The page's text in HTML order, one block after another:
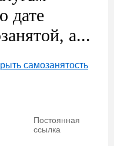
дате
а...
самозанятость
Постоянная
ссылка